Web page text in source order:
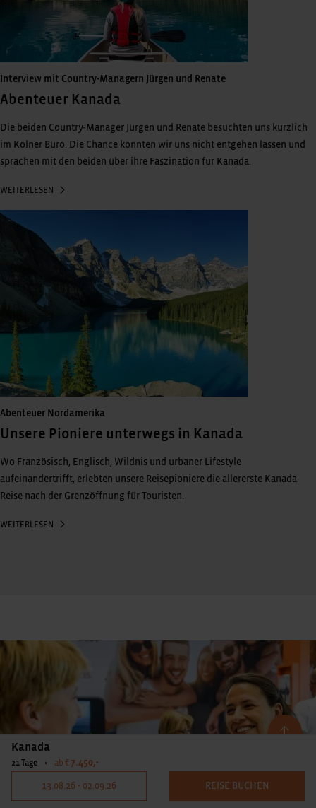
Interview mit Country-Managern Jürgen und Renate
Abenteuer Kanada
Die beiden Country-Manager Jürgen und Renate besuchten uns kürzlich
im Kölner Büro. Die Chance konnten wir uns nicht entgehen lassen und
sprachen mit den beiden über ihre Faszination für Kanada.
WEITERLESEN
Abenteuer Nordamerika
Unsere Pioniere unterwegs in Kanada
Wo Französisch, Englisch, Wildnis und urbaner Lifestyle
aufeinandertrifft, erlebten unsere Reisepioniere die allererste Kanada-
Reise nach der Grenzöffnung für Touristen.
WEITERLESEN
Kanada
21 Tage • ab € 7.450,-
13.08.26 - 02.09.26 REISE BUCHEN